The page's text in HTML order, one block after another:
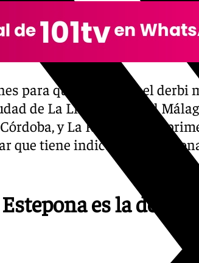
para que se dispute el derbi
de La Línea, donde el
y La Rosaleda. La
que tiene indicado el
Estepona es la de